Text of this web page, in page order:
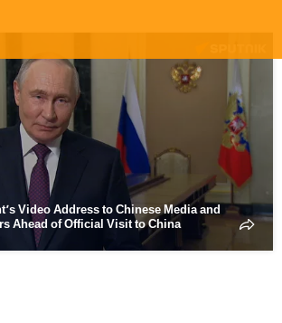
Video Address to Chinese Media and
Ahead of Official Visit to China